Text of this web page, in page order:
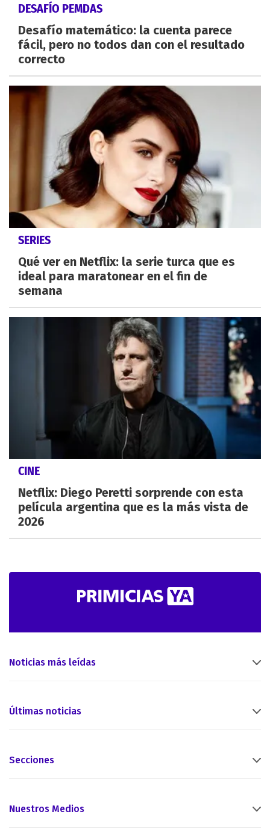
DESAFÍO PEMDAS
Desafío matemático: la cuenta parece
fácil, pero no todos dan con el resultado
correcto
SERIES
Qué ver en Netflix: la serie turca que es
ideal para maratonear en el fin de
semana
CINE
Netflix: Diego Peretti sorprende con esta
película argentina que es la más vista de
2026
Noticias más leídas
Últimas noticias
Secciones
Nuestros Medios